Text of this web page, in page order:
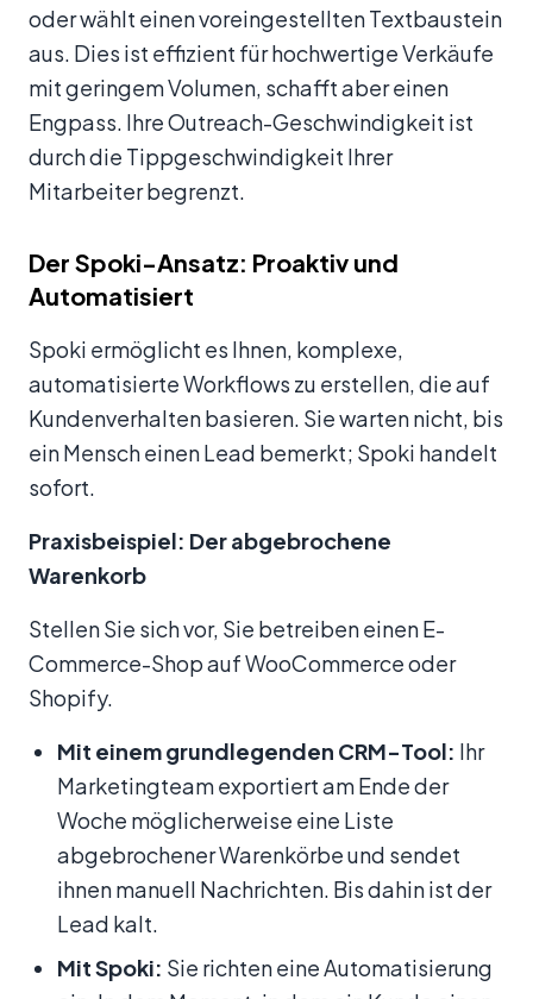
oder wählt einen voreingestellten Textbaustein
aus. Dies ist effizient für hochwertige Verkäufe
mit geringem Volumen, schafft aber einen
Engpass. Ihre Outreach-Geschwindigkeit ist
durch die Tippgeschwindigkeit Ihrer
Mitarbeiter begrenzt.
Der Spoki-Ansatz: Proaktiv und
Automatisiert
Spoki ermöglicht es Ihnen, komplexe,
automatisierte Workflows zu erstellen, die auf
Kundenverhalten basieren. Sie warten nicht, bis
ein Mensch einen Lead bemerkt; Spoki handelt
sofort.
Praxisbeispiel: Der abgebrochene
Warenkorb
Stellen Sie sich vor, Sie betreiben einen E-
Commerce-Shop auf WooCommerce oder
Shopify.
Mit einem grundlegenden CRM-Tool: Ihr
Marketingteam exportiert am Ende der
Woche möglicherweise eine Liste
abgebrochener Warenkörbe und sendet
ihnen manuell Nachrichten. Bis dahin ist der
Lead kalt.
Mit Spoki: Sie richten eine Automatisierung